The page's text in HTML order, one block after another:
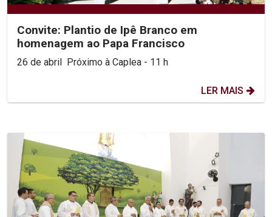
Convite: Plantio de Ipê Branco em
homenagem ao Papa Francisco
26 de abril Próximo à Caplea - 11 h
LER MAIS